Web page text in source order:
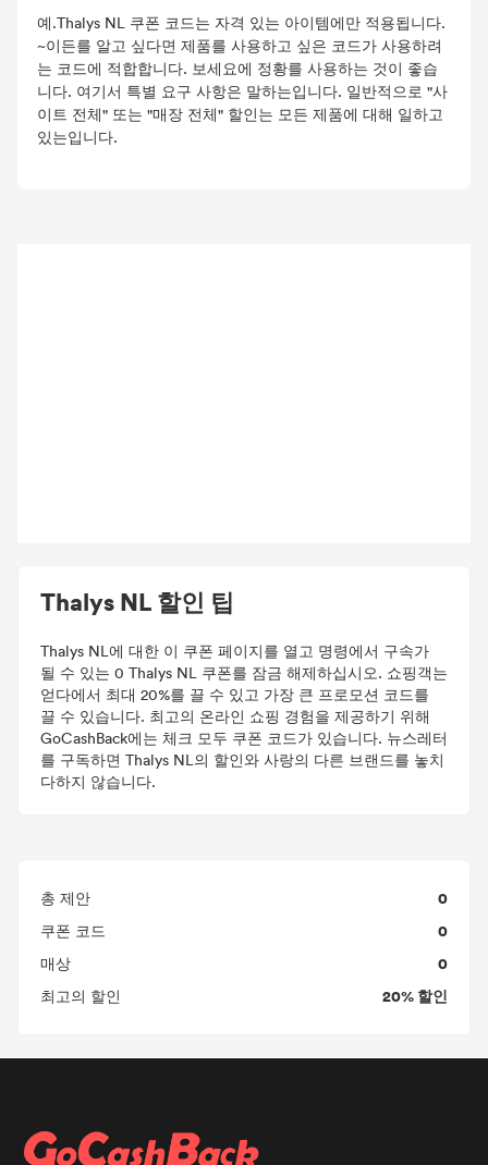
Thalys NL 할인 팁
Thalys NL에 대한 이 쿠폰 페이지를 열고 명령에서 구속가
될 수 있는 0 Thalys NL 쿠폰를 잠금 해제하십시오. 쇼핑객는
얻다에서 최대 20%를 끌 수 있고 가장 큰 프로모션 코드를
끌 수 있습니다. 최고의 온라인 쇼핑 경험을 제공하기 위해
GoCashBack에는 체크 모두 쿠폰 코드가 있습니다. 뉴스레터
를 구독하면 Thalys NL의 할인와 사랑의 다른 브랜드를 놓치
다하지 않습니다.
총 제안 0
쿠폰 코드 0
매상 0
최고의 할인 20% 할인
예.Thalys NL 쿠폰 코드는 자격 있는 아이템에만 적용됩니다.
~이든를 알고 싶다면 제품를 사용하고 싶은 코드가 사용하려
는 코드에 적합합니다. 보세요에 정황를 사용하는 것이 좋습
니다. 여기서 특별 요구 사항은 말하는입니다. 일반적으로 "사
이트 전체" 또는 "매장 전체" 할인는 모든 제품에 대해 일하고
있는입니다.